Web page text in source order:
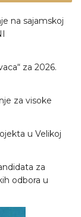
na sajamskoj
za 2026.
za visoke
u Velikoj
za
odbora u